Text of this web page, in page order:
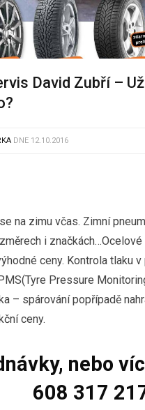
David Zubří –
DNE 12.10.2016
na zimu včas. Zimní
i
ceny. Kontrola tlaku v
Pressure
– spárování popřípadě
ceny.
nebo
608 317